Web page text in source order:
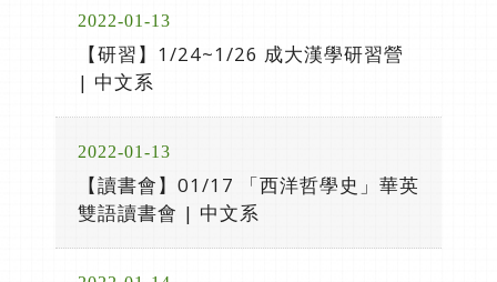
2022-01-13
【研習】1/24~1/26 成大漢學研習營
| 中文系
2022-01-13
【讀書會】01/17 「西洋哲學史」華英
雙語讀書會 | 中文系